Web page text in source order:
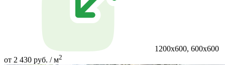
1200x600, 600x600
от 2 430 руб. / м2